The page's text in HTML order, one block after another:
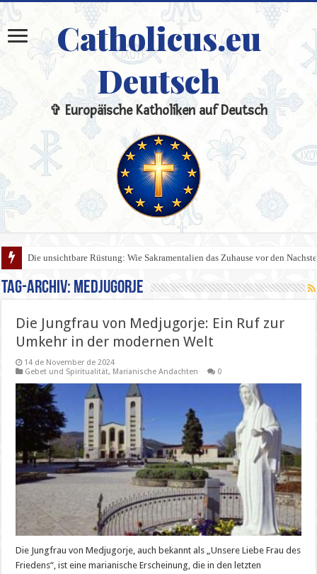
Catholicus.eu
Deutsch
✞ Europäische Katholiken auf Deutsch
Die unsichtbare Rüstung: Wie Sakramentalien das Zuhause vor den
Tag-Archiv: Medjugorje
Die Jungfrau von Medjugorje: Ein Ruf zur
Umkehr in der modernen Welt
14 de November de 2024
Gebet und Spiritualität, Marianische Andachten 0
Die Jungfrau von Medjugorje, auch bekannt als „Unsere Liebe Frau des
Friedens“, ist eine marianische Erscheinung, die in den letzten